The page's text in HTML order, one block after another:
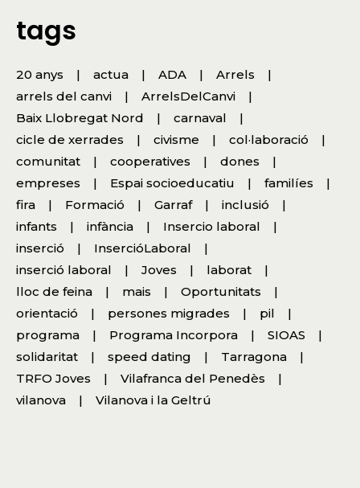
tags
20 anys actua ADA
Arrels
arrels del canvi
ArrelsDelCanvi
Baix Llobregat Nord
carnaval
cicle de xerrades
civisme
col·laboració
comunitat
cooperatives
dones
empreses
Espai socioeducatiu
familíes
fira
Formació Garraf
inclusió
infants
infància
Insercio laboral
inserció
InsercióLaboral
inserció laboral
Joves
laborat
lloc de feina
mais
Oportunitats
orientació
persones migrades
pil
programa
Programa Incorpora
SIOAS
solidaritat
speed dating
Tarragona
TRFO Joves
Vilafranca del Penedès
vilanova
Vilanova i la Geltrú